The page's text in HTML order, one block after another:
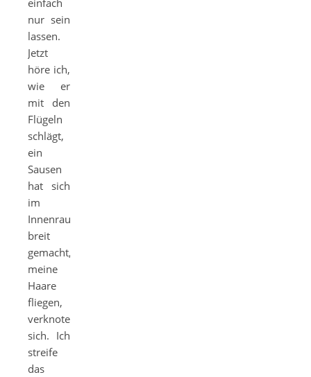
einfach
nur sein
lassen.
Jetzt
höre ich,
wie er
mit den
Flügeln
schlägt,
ein
Sausen
hat sich
im
Innenraum
breit
gemacht,
meine
Haare
fliegen,
verknoten
sich. Ich
streife
das